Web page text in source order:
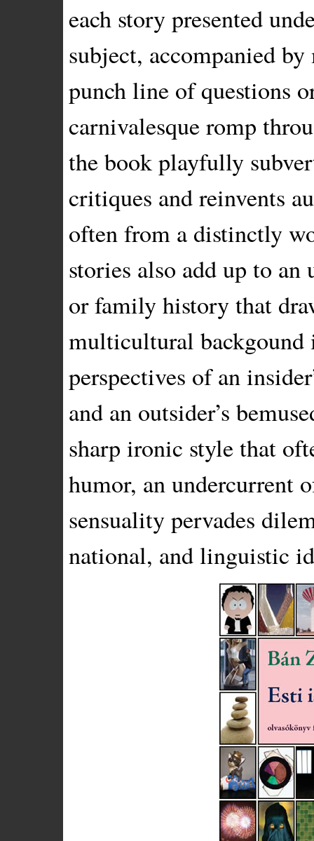
each story presented
subject, accompanied
punch line of questions
carnivalesque romp
the book playfully
critiques and reinvents
often from a distinctly
stories also add up to
or family history that
multicultural
perspectives of an
and an outsider’s
sharp ironic style that
humor, an undercurrent
sensuality pervades
national, and linguistic